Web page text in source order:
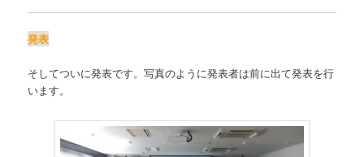
発表
そしてついに発表です。写真のように発表者は前に出て発表を行
います。